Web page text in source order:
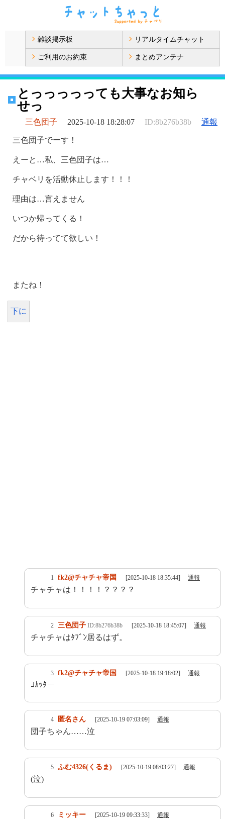
雑談掲示板 リアルタイムチャット
ご利用のお約束 まとめアンテナ
とっっっっっても大事なお知ら
せっ
三色団子 2025-10-18 18:28:07 ID:8b276b38b 通報
三色団子でーす！
えーと…私、三色団子は…
チャベリを活動休止します！！！
理由は…言えません
いつか帰ってくる！
だから待ってて欲しい！
またね！
下に
1 fk2@チャチャ帝国 [2025-10-18 18:35:44] 通報
チャチャは！！！！？？？？
2 三色団子 ID:8b276b38b [2025-10-18 18:45:07] 通報
チャチャはﾀﾌﾞﾝ居るはず。
3 fk2@チャチャ帝国 [2025-10-18 19:18:02] 通報
ﾖｶｯﾀー
4 匿名さん [2025-10-19 07:03:09] 通報
団子ちゃん……泣
5 ふむ4326(くるま) [2025-10-19 08:03:27] 通報
(泣)
6 ミッキー [2025-10-19 09:33:33] 通報